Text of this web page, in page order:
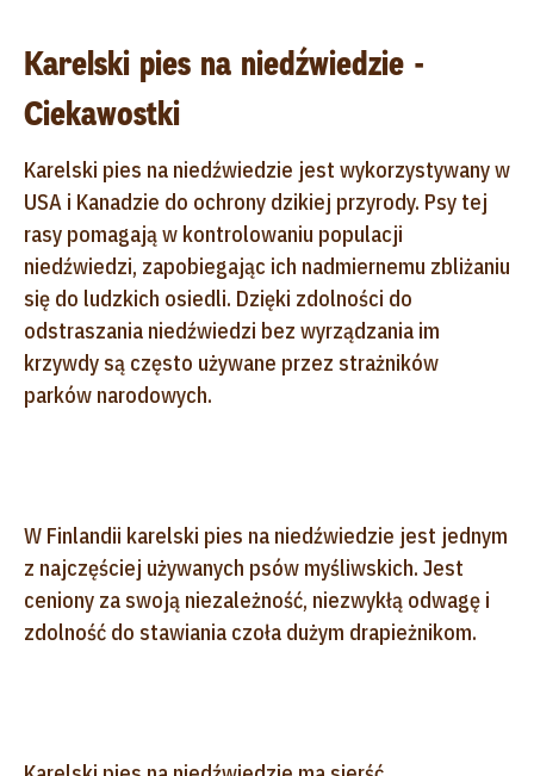
Karelski pies na niedźwiedzie -
Ciekawostki
Karelski pies na niedźwiedzie jest wykorzystywany w
USA i Kanadzie do ochrony dzikiej przyrody. Psy tej
rasy pomagają w kontrolowaniu populacji
niedźwiedzi, zapobiegając ich nadmiernemu zbliżaniu
się do ludzkich osiedli. Dzięki zdolności do
odstraszania niedźwiedzi bez wyrządzania im
krzywdy są często używane przez strażników
parków narodowych.
W Finlandii karelski pies na niedźwiedzie jest jednym
z najczęściej używanych psów myśliwskich. Jest
ceniony za swoją niezależność, niezwykłą odwagę i
zdolność do stawiania czoła dużym drapieżnikom.